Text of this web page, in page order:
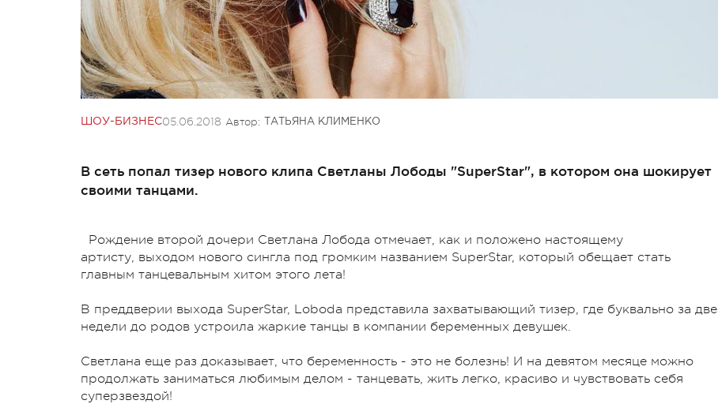
ШОУ-БИЗНЕС05.06.2018 Автор: ТАТЬЯНА КЛИМЕНКО
В сеть попал тизер нового клипа Светланы Лободы "SuperStar", в котором она шокирует
своими танцами.
Рождение второй дочери Светлана Лобода отмечает, как и положено настоящему
артисту, выходом нового сингла под громким названием SuperStar, который обещает стать
главным танцевальным хитом этого лета!
В преддверии выхода SuperStar, Loboda представила захватывающий тизер, где буквально за две
недели до родов устроила жаркие танцы в компании беременных девушек.
Светлана еще раз доказывает, что беременность - это не болезнь! И на девятом месяце можно
продолжать заниматься любимым делом - танцевать, жить легко, красиво и чувствовать себя
суперзвездой!